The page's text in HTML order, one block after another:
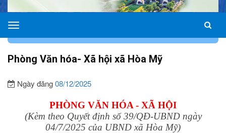
xã
Hòa
Mỹ
Phòng Văn hóa- Xã hội xã Hòa Mỹ
Ngày đăng08/12/2025
PHÒNG VĂN HÓA - XÃ HỘI
(Kèm theo Quyết định số 39/QĐ-UBND ngày
04/7/2025 của UBND xã Hòa Mỹ)